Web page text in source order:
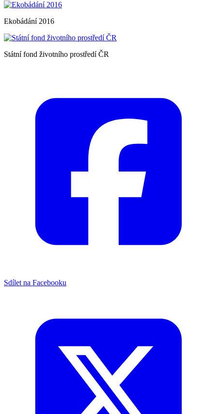
Ekobádání 2016
Státní fond životního prostředí ČR
Sdílet na Facebooku